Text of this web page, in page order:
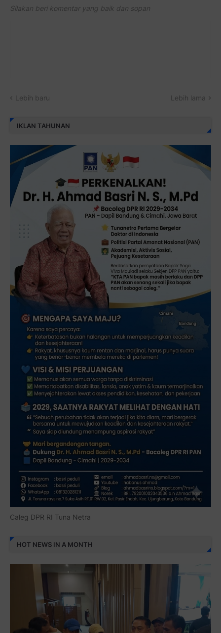
Silakan beri komentar yang baik dan sopan
Lebih baru Lebih lama
IKLAN TAHUNAN
Caleg DPR RI Tuna Netra
HOT NEWS IN A MONTH